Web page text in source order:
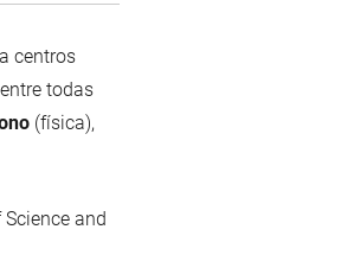
centros
todas
(física),
and